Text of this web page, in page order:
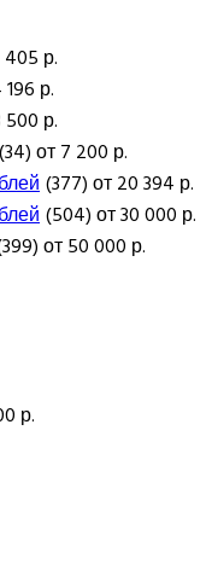
405 р.
р.
500 р.
(34) от 7 200 р.
(377) от 20 394 р.
(504) от 30 000 р.
от 50 000 р.
р.